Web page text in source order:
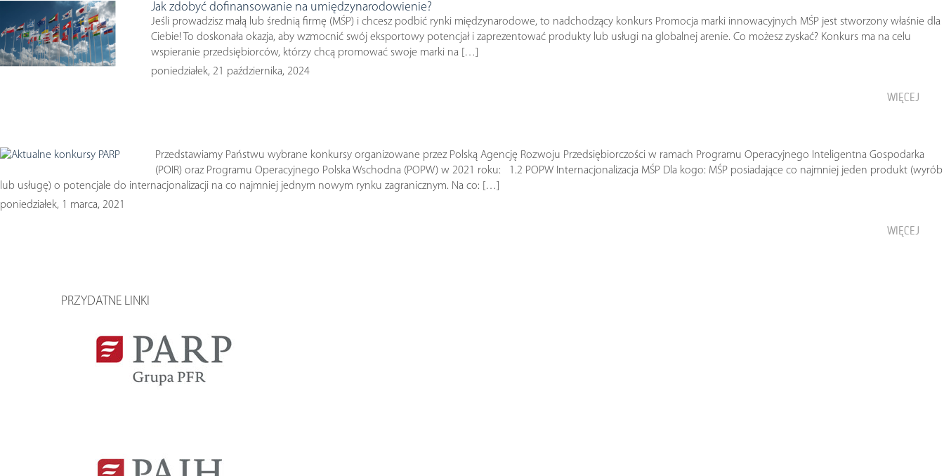
Jak zdobyć dofinansowanie na umiędzynarodowienie?
Jeśli prowadzisz małą lub średnią firmę (MŚP) i chcesz podbić rynki międzynarodowe, to nadchodzący konkurs Promocja marki innowacyjnych MŚP jest stworzony właśnie dla
Ciebie! To doskonała okazja, aby wzmocnić swój eksportowy potencjał i zaprezentować produkty lub usługi na globalnej arenie. Co możesz zyskać? Konkurs ma na celu
wspieranie przedsiębiorców, którzy chcą promować swoje marki na […]
poniedziałek, 21 października, 2024
WIĘCEJ
Przedstawiamy Państwu wybrane konkursy organizowane przez Polską Agencję Rozwoju Przedsiębiorczości w ramach Programu Operacyjnego Inteligentna Gospodarka
(POIR) oraz Programu Operacyjnego Polska Wschodna (POPW) w 2021 roku: 1.2 POPW Internacjonalizacja MŚP Dla kogo: MŚP posiadające co najmniej jeden produkt (wyrób
lub usługę) o potencjale do internacjonalizacji na co najmniej jednym nowym rynku zagranicznym. Na co: […]
poniedziałek, 1 marca, 2021
WIĘCEJ
PRZYDATNE LINKI